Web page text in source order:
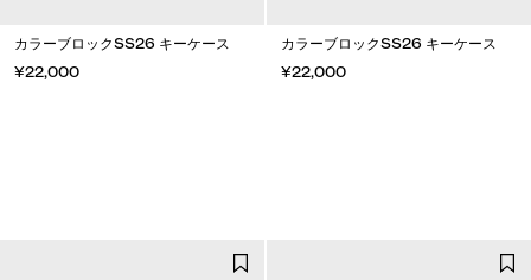
カラーブロックSS26 キーケース
¥22,000
カラーブロックSS26 キーケース
¥22,000